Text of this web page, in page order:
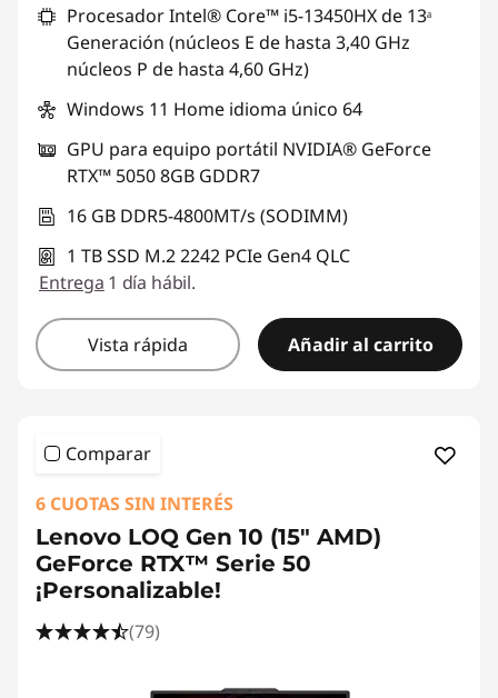
Procesador Intel® Core™ i5-13450HX de 13ᵃ
Generación (núcleos E de hasta 3,40 GHz
núcleos P de hasta 4,60 GHz)
Windows 11 Home idioma único 64
GPU para equipo portátil NVIDIA® GeForce
RTX™ 5050 8GB GDDR7
16 GB DDR5-4800MT/s (SODIMM)
1 TB SSD M.2 2242 PCIe Gen4 QLC
Entrega 1 día hábil.
Vista rápida Añadir al carrito
Comparar
6 CUOTAS SIN INTERÉS
Lenovo LOQ Gen 10 (15" AMD)
GeForce RTX™ Serie 50
¡Personalizable!
(79)